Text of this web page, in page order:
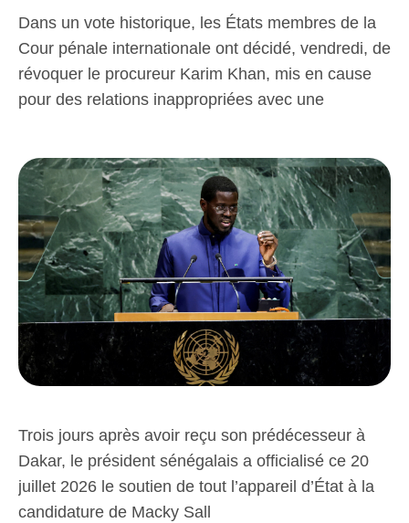
Dans un vote historique, les États membres de la
Cour pénale internationale ont décidé, vendredi, de
révoquer le procureur Karim Khan, mis en cause
pour des relations inappropriées avec une
Trois jours après avoir reçu son prédécesseur à
Dakar, le président sénégalais a officialisé ce 20
juillet 2026 le soutien de tout l’appareil d’État à la
candidature de Macky Sall